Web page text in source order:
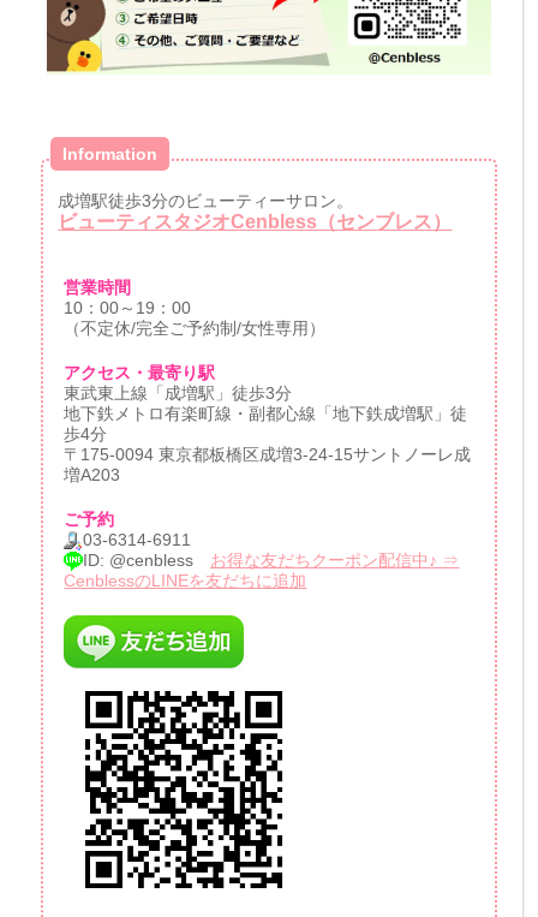
Information
成増駅徒歩3分のビューティーサロン。
ビューティスタジオCenbless（センブレス）
営業時間
10：00～19：00
（不定休/完全ご予約制/女性専用）
アクセス・最寄り駅
東武東上線「成増駅」徒歩3分
地下鉄メトロ有楽町線・副都心線「地下鉄成増駅」徒
歩4分
〒175-0094 東京都板橋区成増3-24-15サントノーレ成
増A203
ご予約
03-6314-6911
ID: @cenbless お得な友だちクーポン配信中♪ ⇒
CenblessのLINEを友だちに追加